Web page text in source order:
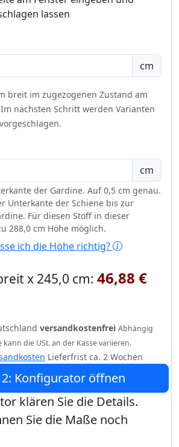
lassen
cm
breit im zugezogenen Zustand am
Im nächsten Schritt werden Varianten
cm
der Gardine. Auf 0,5 cm genau.
Unterkante der Schiene bis zur
Für diesen Stoff in dieser
288,0 cm Höhe möglich.
ich die Höhe richtig?
x 245,0 cm: 46,88 €
versandkostenfrei Abhängig
kann die USt. an der Kasse variieren.
Lieferfrist ca. 2 Wochen
Konfigurator öffnen
klären Sie die Details.
Sie die Maße noch